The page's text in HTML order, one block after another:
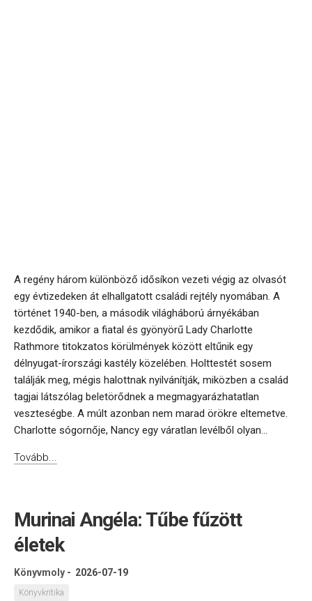
A regény három különböző idősíkon vezeti végig az olvasót
egy évtizedeken át elhallgatott családi rejtély nyomában. A
történet 1940-ben, a második világháború árnyékában
kezdődik, amikor a fiatal és gyönyörű Lady Charlotte
Rathmore titokzatos körülmények között eltűnik egy
délnyugat-írországi kastély közelében. Holttestét sosem
találják meg, mégis halottnak nyilvánítják, miközben a család
tagjai látszólag beletörődnek a megmagyarázhatatlan
veszteségbe. A múlt azonban nem marad örökre eltemetve.
Charlotte sógornője, Nancy egy váratlan levélből olyan...
Tovább...
Murinai Angéla: Tűbe fűzött
életek
Könyvmoly - 2026-07-19
Könyvkritika